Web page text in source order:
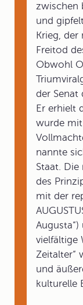
zwischen
und
Krieg,
Freitod
Obwohl
der Senat
Er erhielt
wurde
nannte
Staat.
des
mit der
vielfältige
Zeitalter“
und
kulturelle